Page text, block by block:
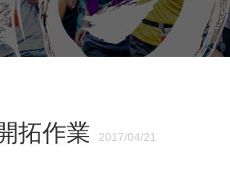
拓作業 2017/04/21